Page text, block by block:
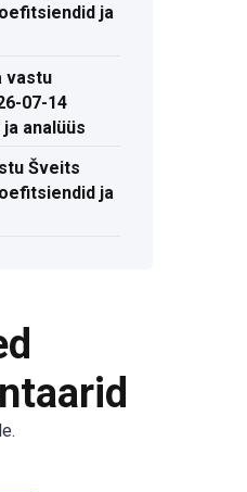
ja
vastu
07-14
analüüs
Šveits
ja